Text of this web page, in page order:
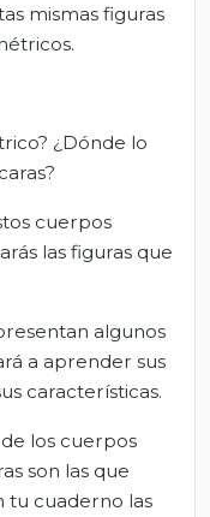
mismas figuras
¿Dónde lo
cuerpos
las figuras que
algunos
a aprender sus
características.
los cuerpos
son las que
tu cuaderno las